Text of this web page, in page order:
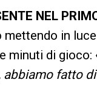
NEL
mettendo in
minuti di gioco:
abbiamo fatto